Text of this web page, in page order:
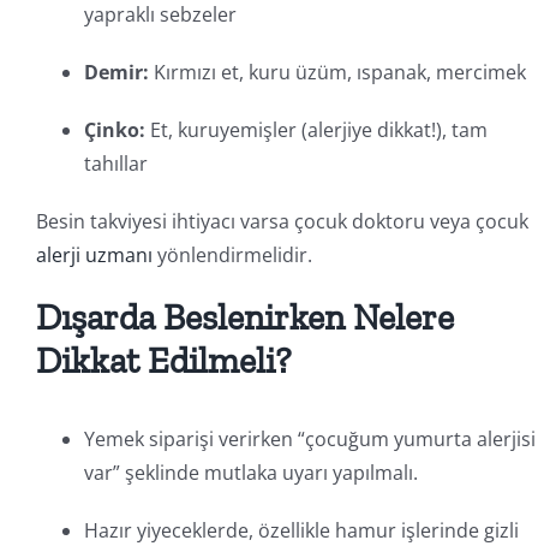
yapraklı sebzeler
Demir: Kırmızı et, kuru üzüm, ıspanak, mercimek
Çinko: Et, kuruyemişler (alerjiye dikkat!), tam
tahıllar
Besin takviyesi ihtiyacı varsa çocuk doktoru veya çocuk
alerji uzmanı yönlendirmelidir.
Dışarda Beslenirken Nelere
Dikkat Edilmeli?
Yemek siparişi verirken “çocuğum yumurta alerjisi
var” şeklinde mutlaka uyarı yapılmalı.
Hazır yiyeceklerde, özellikle hamur işlerinde gizli